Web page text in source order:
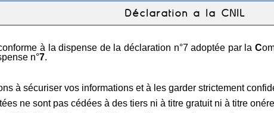
Déclaration à la CNIL
à la dispense de la déclaration n°7 adoptée par la C
n°7.
à sécuriser vos informations et à les garder strictement
ne sont pas cédées à des tiers ni à titre gratuit ni à titre